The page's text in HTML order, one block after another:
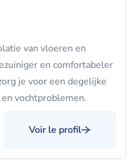
van vloeren en
en comfortabeler
je voor een degelijke
vochtproblemen.
Voir le profil